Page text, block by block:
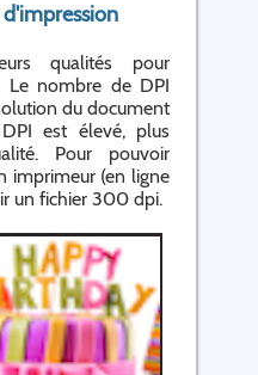
qualités pour
Le nombre de DPI
du document
est élevé, plus
Pour pouvoir
imprimeur (en ligne
un fichier 300 dpi.